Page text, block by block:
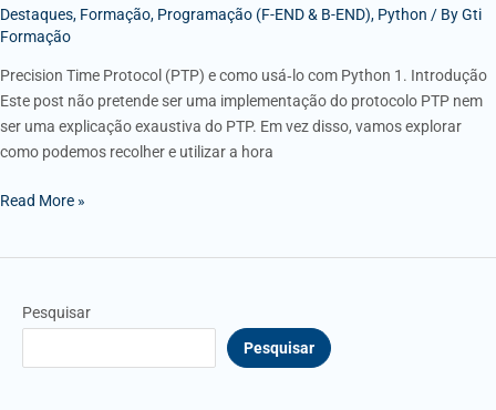
Destaques, Formação, Programação (F-END & B-END), Python / ByGti
Formação
Precision Time Protocol (PTP) e como usá‑lo com Python 1. Introdução
Este post não pretende ser uma implementação do protocolo PTP nem
ser uma explicação exaustiva do PTP. Em vez disso, vamos explorar
como podemos recolher e utilizar a hora
Read More »
Pesquisar
Pesquisar